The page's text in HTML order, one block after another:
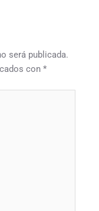
será publicada.
con*